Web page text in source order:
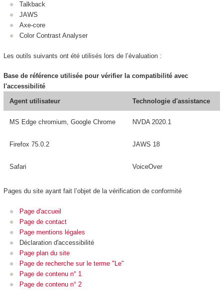
Talkback
JAWS
Axe-core
Color Contrast Analyser
Les outils suivants ont été utilisés lors de l’évaluation :
Base de référence utilisée pour vérifier la compatibilité avec
l'accessibilité
Agent utilisateur
Technologie d'assistance
MS Edge chromium, Google Chrome NVDA 2020.1
Firefox 75.0.2 JAWS 18
Safari VoiceOver
Pages du site ayant fait l’objet de la vérification de conformité
Page d'accueil
Page de contact
Page mentions légales
Déclaration d'accessibilité
Page plan du site
Page de recherche sur le terme "Le"
Page de contenu n° 1
Page de contenu n° 2